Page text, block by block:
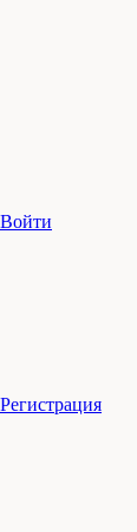
Войти
Регистрация